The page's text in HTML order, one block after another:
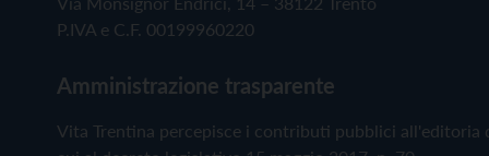
P.IVA e C.F. 00199960220
Amministrazione trasparente
Vita Trentina percepisce i contributi pubblici all'editoria